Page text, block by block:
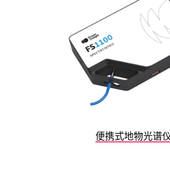
便携式地物光谱